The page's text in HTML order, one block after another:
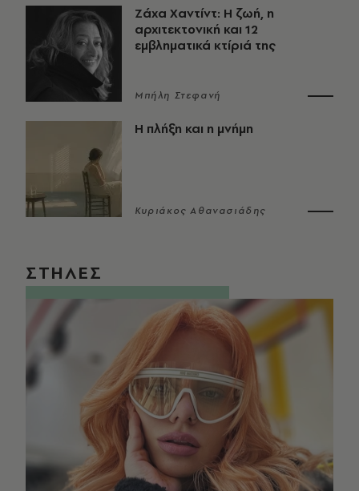
Ζάχα Χαντίντ: Η ζωή, η
αρχιτεκτονική και 12
εμβληματικά κτίριά της
Μπήλη Στεφανή
Η πλήξη και η μνήμη
Κυριάκος Αθανασιάδης
ΣΤΗΛΕΣ